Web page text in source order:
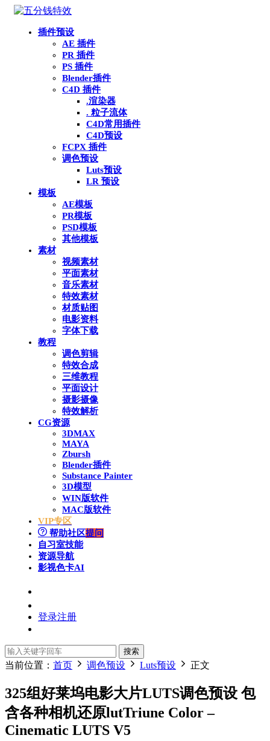
插件预设
AE 插件
PR 插件
PS 插件
Blender插件
C4D 插件
.渲染器
. 粒子流体
C4D常用插件
C4D预设
FCPX 插件
调色预设
Luts预设
LR 预设
模板
AE模板
PR模板
PSD模板
其他模板
素材
视频素材
平面素材
音乐素材
特效素材
材质贴图
电影资料
字体下载
教程
调色剪辑
特效合成
三维教程
平面设计
摄影摄像
特效解析
CG资源
3DMAX
MAYA
Zbursh
Blender插件
Substance Painter
3D模型
WIN版软件
MAC版软件
VIP专区
帮助社区提问
自习室技能
资源导航
影视色卡AI
登录注册
搜索
当前位置： 首页 调色预设 Luts预设 正文
325组好莱坞电影大片LUTS调色预设 包
含各种相机还原lutTriune Color –
Cinematic LUTS V5